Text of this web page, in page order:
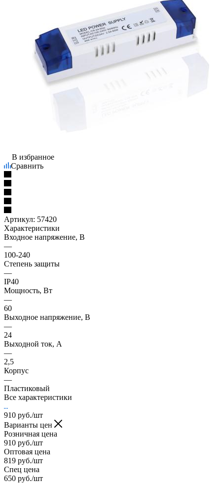
В избранное
Сравнить
Артикул: 57420
Характеристики
Входное напряжение, В
—
100-240
Степень защиты
—
IP40
Мощность, Вт
—
60
Выходное напряжение, В
—
24
Выходной ток, А
—
2,5
Корпус
—
Пластиковый
Все характеристики
910 руб./шт
Варианты цен
Розничная цена
910 руб./шт
Оптовая цена
819 руб./шт
Спец цена
650 руб./шт